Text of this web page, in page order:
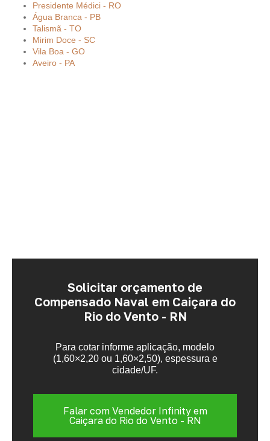
Presidente Médici - RO
Água Branca - PB
Talismã - TO
Mirim Doce - SC
Vila Boa - GO
Aveiro - PA
Solicitar orçamento de
Compensado Naval em Caiçara do
Rio do Vento - RN
Para cotar informe aplicação, modelo
(1,60×2,20 ou 1,60×2,50), espessura e
cidade/UF.
Falar com Vendedor Infinity em
Caiçara do Rio do Vento - RN